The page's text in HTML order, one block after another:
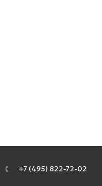
+7 (495) 822-72-02